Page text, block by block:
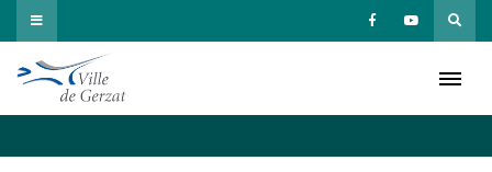
Passer
au
contenu